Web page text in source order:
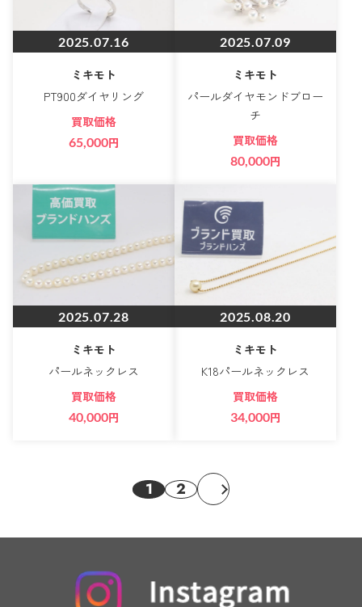
2025.07.16
ミキモト
PT900ダイヤリング
買取価格
65,000円
2025.07.09
ミキモト
パールダイヤモンドブロー
チ
買取価格
80,000円
2025.07.28
ミキモト
パールネックレス
買取価格
40,000円
2025.08.20
ミキモト
K18パールネックレス
買取価格
34,000円
1 2